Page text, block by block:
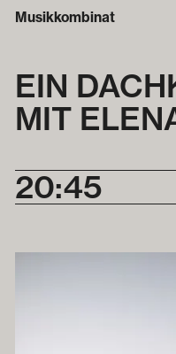
Musikkombinat
EIN
MIT
20:45